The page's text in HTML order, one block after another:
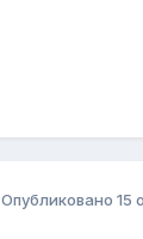
Опубликовано 15